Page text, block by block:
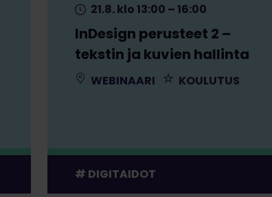
InDesign perusteet 2 –
tekstin ja kuvien hallinta
21.8. klo 13:00 – 16:00
WEBINAARI KOULUTUS
DIGITAIDOT